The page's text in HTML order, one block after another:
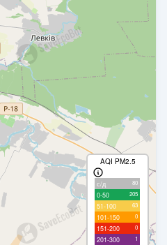
AQI PM2.5
с/д 80
0-50 205
51-100 63
101-150 0
151-200 0
201-300 1